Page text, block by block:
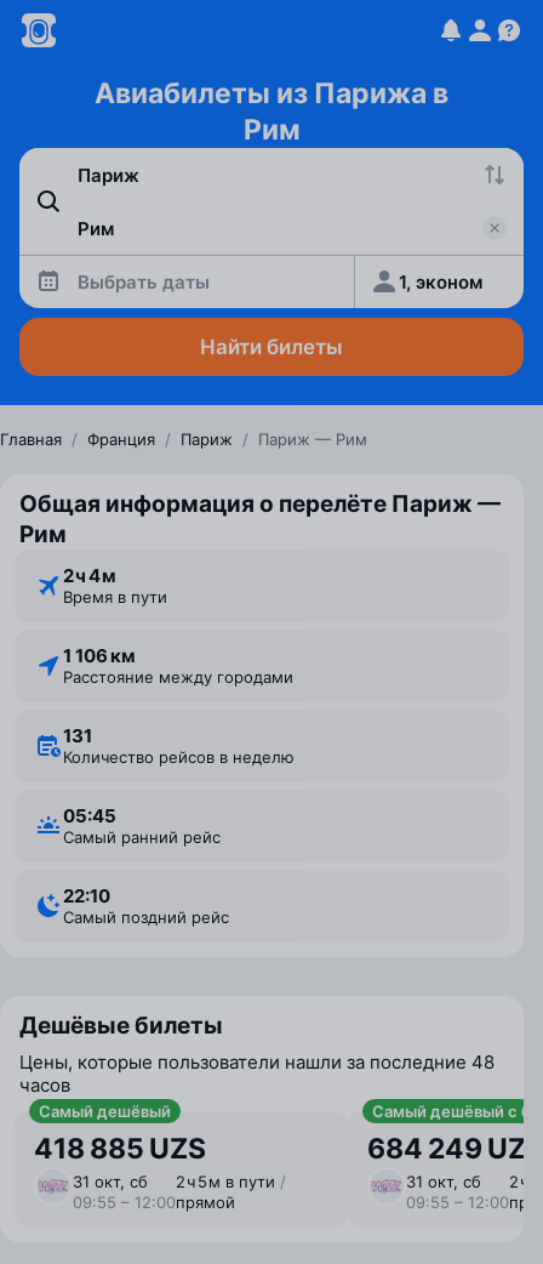
Авиабилеты из Парижа в
Рим
Выбрать даты 1, эконом
Найти билеты
Главная / Франция / Париж / Париж — Рим
Общая информация о перелёте Париж —
Рим
2 ⁠ч 4 ⁠м
Время в пути
1 106 км
Расстояние между городами
131
Количество рейсов в неделю
05:45
Самый ранний рейс
22:10
Самый поздний рейс
Дешёвые билеты
Цены, которые пользователи нашли за последние 48
часов
Самый дешёвый
418 885 UZS
31 окт, сб
09:55 – 12:00
2 ⁠ч 5 ⁠м в пути /
прямой
Самый дешёвый с
684 249 UZS
31 окт, сб
09:55 – 12:00
2 ⁠ч